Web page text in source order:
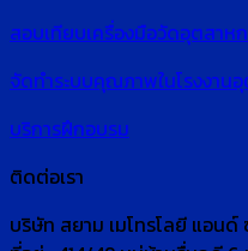
สอบเทียบเครื่องมือวัดอุตสาห
จัดทำระบบคุณภาพในโรงงาน
บริการฝึกอบรม
ติดต่อเรา
บริษัท สยาม เมโทรโลยี แอน